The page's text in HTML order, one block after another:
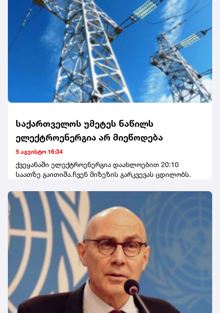
საქართველოს უმეტეს ნაწილს
ელექტროენერგია არ მიეწოდება
5 აგვისტო 16:34
ქვეყანაში ელექტროენერგია დაახლოებით 20:10
საათზე გაითიშა.ჩვენ მიზეზის გარკვევას ცდილობს.